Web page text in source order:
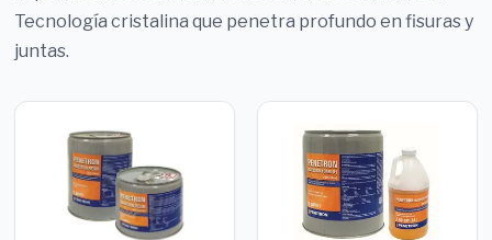
Tecnología cristalina que penetra profundo en fisuras y
juntas.